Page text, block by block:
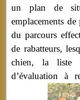
un plan de
emplacements
du parcours
de rabatteurs,
chien, la liste
d’évaluation à